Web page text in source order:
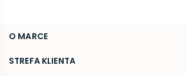
O MARCE
O nas
STREFA KLIENTA